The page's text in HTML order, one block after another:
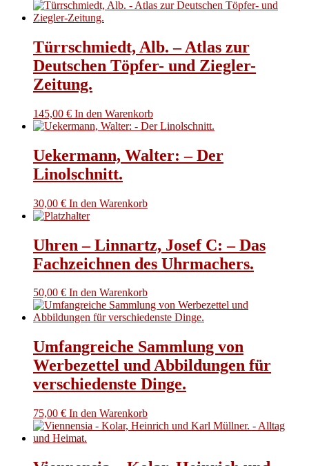
Türrschmiedt, Alb. – Atlas zur
Deutschen Töpfer- und Ziegler-
Zeitung.
145,00 € In den Warenkorb
Uekermann, Walter: – Der
Linolschnitt.
30,00 € In den Warenkorb
Uhren – Linnartz, Josef C: – Das
Fachzeichnen des Uhrmachers.
50,00 € In den Warenkorb
Umfangreiche Sammlung von
Werbezettel und Abbildungen für
verschiedenste Dinge.
75,00 € In den Warenkorb